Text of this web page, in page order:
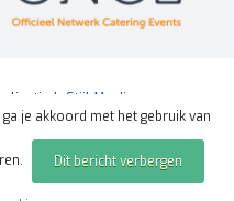
InStijl Media
|Privacy Policy|Sitemap |
je akkoord met het gebruik van
Dit bericht verbergen